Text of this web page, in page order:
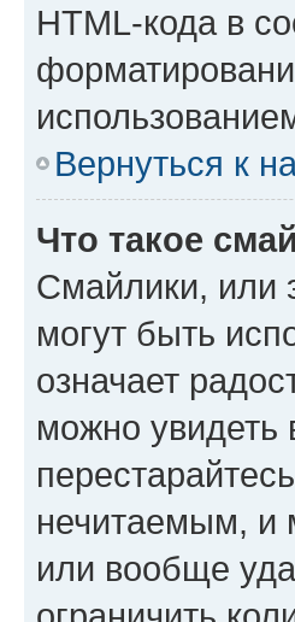
HTML-кода в
Вернуться к
Что такое
Смайлики, или
могут быть
означает
можно
нечитаемым, и
или вообще